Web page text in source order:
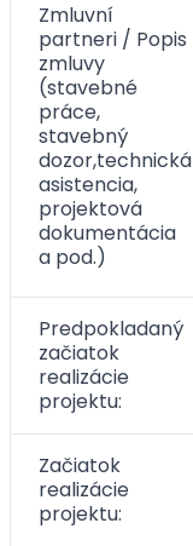
Zmluvní
partneri / Popis
zmluvy
(stavebné
práce,
stavebný
dozor,technická
asistencia,
projektová
dokumentácia
a pod.)
Predpokladaný
začiatok
realizácie
projektu:
Začiatok
realizácie
projektu: